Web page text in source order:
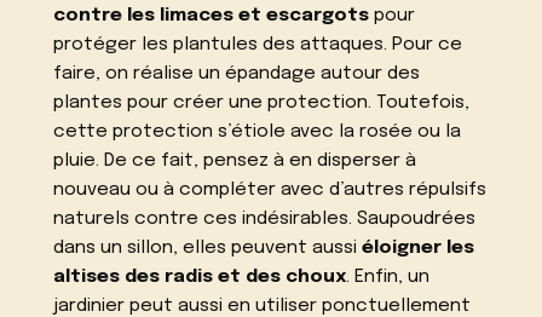
contre les limaces et escargots pour
protéger les plantules des attaques. Pour ce
faire, on réalise un épandage autour des
plantes pour créer une protection. Toutefois,
cette protection s’étiole avec la rosée ou la
pluie. De ce fait, pensez à en disperser à
nouveau ou à compléter avecd’autres répulsifs
naturels contre ces indésirables. Saupoudrées
dans un sillon, elles peuvent aussiéloigner les
altises des radis et des choux. Enfin, un
jardinier peut aussi en utiliser ponctuellement